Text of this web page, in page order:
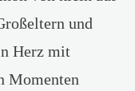
und
Herz mit
Momenten